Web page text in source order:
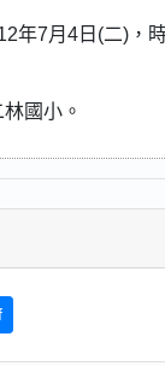
年7月4日(二)，
國小。